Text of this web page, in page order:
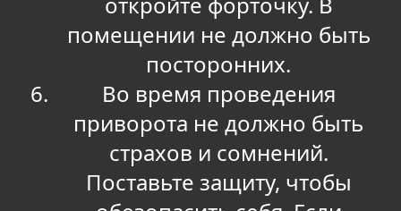
помещении не должно быть
посторонних.
Во время проведения
приворота не должно быть
страхов и сомнений.
Поставьте защиту, чтобы